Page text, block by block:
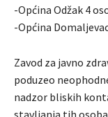
-Općina Odžak 4
-Općina
Zavod za javno
poduzeo
nadzor bliskih
stavljanja tih